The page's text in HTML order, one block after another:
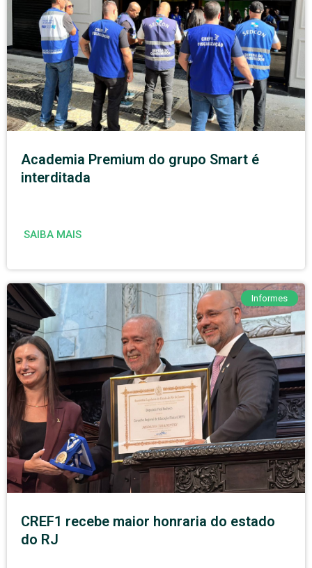
Academia Premium do grupo Smart é
interditada
SAIBA MAIS
Informes
CREF1 recebe maior honraria do estado
do RJ